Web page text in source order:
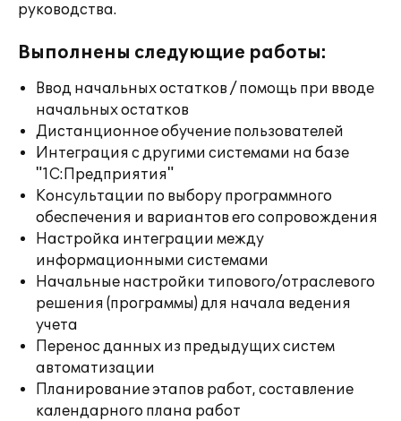
руководства.
Выполнены следующие работы:
Ввод начальных остатков / помощь при вводе
начальных остатков
Дистанционное обучение пользователей
Интеграция с другими системами на базе
"1С:Предприятия"
Консультации по выбору программного
обеспечения и вариантов его сопровождения
Настройка интеграции между
информационными системами
Начальные настройки типового/отраслевого
решения (программы) для начала ведения
учета
Перенос данных из предыдущих систем
автоматизации
Планирование этапов работ, составление
календарного плана работ